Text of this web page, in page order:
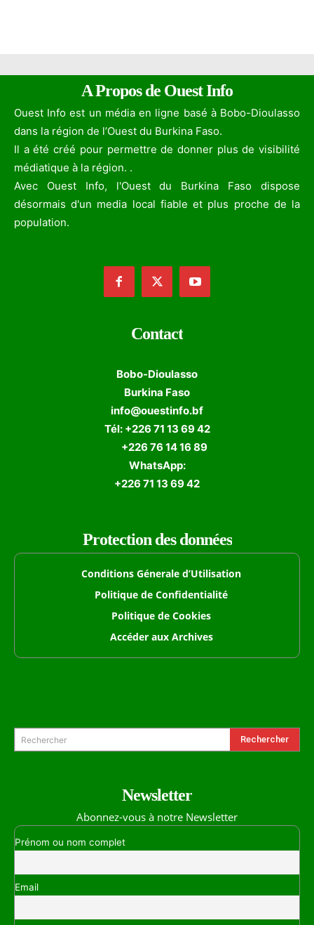
A Propos de Ouest Info
Ouest Info est un média en ligne basé à Bobo-Dioulasso
dans la région de l’Ouest du Burkina Faso.
Il a été créé pour permettre de donner plus de visibilité
médiatique à la région. .
Avec Ouest Info, l'Ouest du Burkina Faso dispose
désormais d'un media local fiable et plus proche de la
population.
Contact
Bobo-Dioulasso
Burkina Faso
info@ouestinfo.bf
Tél: +226 71 13 69 42
+226 76 14 16 89
WhatsApp:
+226 71 13 69 42
Protection des données
Conditions Génerale d’Utilisation
Politique de Confidentialité
Politique de Cookies
Accéder aux Archives
Rechercher Rechercher
Newsletter
Abonnez-vous à notre Newsletter
Prénom ou nom complet
Email